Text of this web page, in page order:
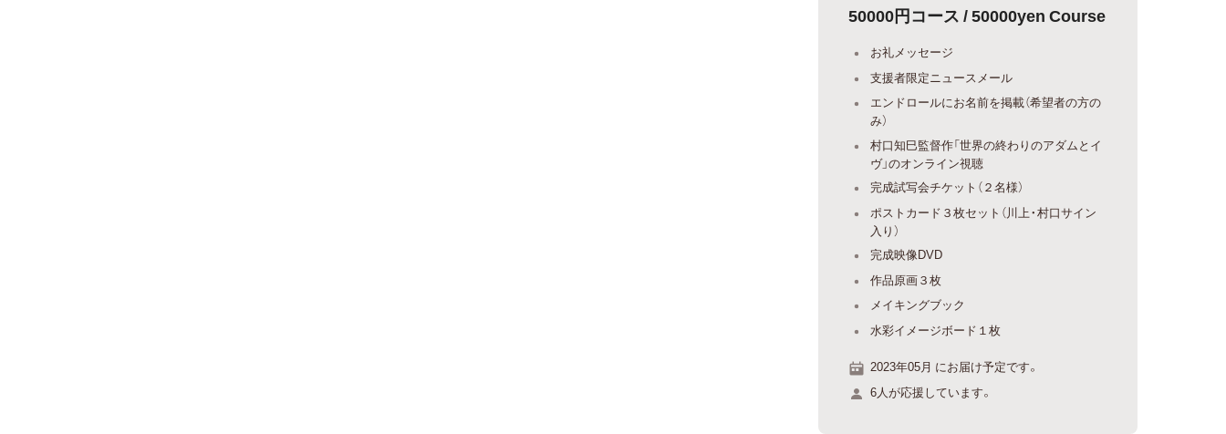
50000円コース / 50000yen Course
お礼メッセージ
支援者限定ニュースメール
エンドロールにお名前を掲載（希望者の方の
み）
村口知巳監督作「世界の終わりのアダムとイ
ヴ」のオンライン視聴
完成試写会チケット（２名様）
ポストカード３枚セット（川上・村口サイン
入り）
完成映像DVD
作品原画３枚
メイキングブック
水彩イメージボード１枚
2023年05月 にお届け予定です。
6人が応援しています。